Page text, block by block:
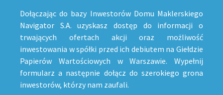
Dołączając do bazy Inwestorów Domu Maklerskiego
Navigator S.A. uzyskasz dostęp do informacji o
trwających ofertach akcji oraz możliwość
inwestowania w spółki przed ich debiutem na Giełdzie
Papierów Wartościowych w Warszawie. Wypełnij
formularz a następnie dołącz do szerokiego grona
inwestorów, którzy nam zaufali.